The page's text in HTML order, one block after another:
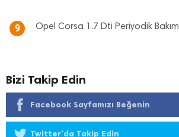
9 Opel Corsa 1.7 Dti Periyodik Bakım
Bizi Takip Edin
Facebook Sayfamızı Beğenin
Twitter'da Takip Edin